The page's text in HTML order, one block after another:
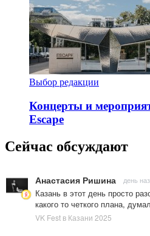
Выбор редакции
Концерты и
Escape
Сейчас обсуждают
Анастасия Ришина день
Казань в этот день просто
какого то четкого плана,
VK Fest в Казани 2025